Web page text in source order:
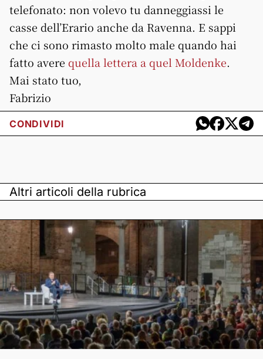
telefonato: non volevo tu danneggiassi le
casse dell’Erario anche da Ravenna. E sappi
che ci sono rimasto molto male quando hai
fatto avere quella lettera a quel Moldenke.
Mai stato tuo,
Fabrizio
CONDIVIDI
Altri articoli della rubrica